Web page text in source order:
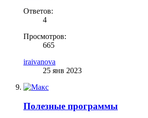
Ответов:
4
Просмотров:
665
iraivanova
25 янв 2023
Полезные программы